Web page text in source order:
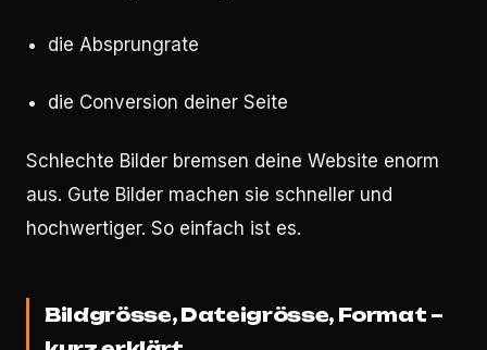
die Absprungrate
die Conversion deiner Seite
Schlechte Bilder bremsen deine Website enorm
aus. Gute Bilder machen sie schneller und
hochwertiger. So einfach ist es.
Bildgrösse, Dateigrösse, Format –